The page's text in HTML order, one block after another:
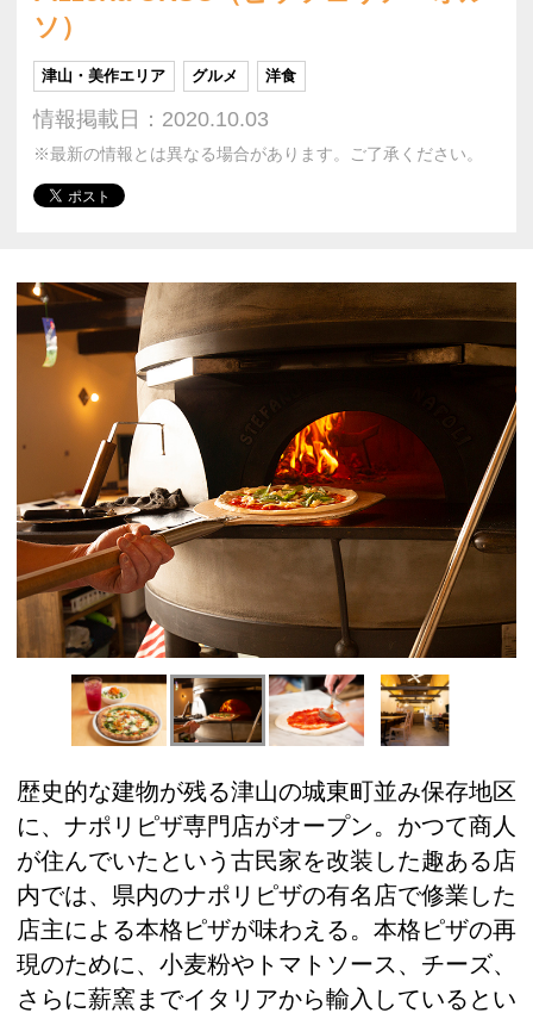
ソ）
津山・美作エリア グルメ 洋食
情報掲載日：2020.10.03
※最新の情報とは異なる場合があります。ご了承ください。
歴史的な建物が残る津山の城東町並み保存地区
に、ナポリピザ専門店がオープン。かつて商人
が住んでいたという古民家を改装した趣ある店
内では、県内のナポリピザの有名店で修業した
店主による本格ピザが味わえる。本格ピザの再
現のために、小麦粉やトマトソース、チーズ、
さらに薪窯までイタリアから輸入しているとい